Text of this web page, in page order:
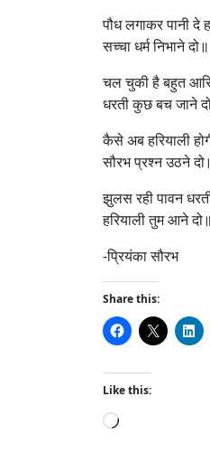
पौध लगाकर पानी दे
सच्चा धर्म निभाने दो॥
चल चुकी है बहुत
धरती कुछ बच जाने
कैसे अब हरियाली
सौरभ प्रश्न उठने
झुलस रही पावन
हरियाली तुम आने दो॥
-प्रियंका सौरभ
Share this:
Like this:
L